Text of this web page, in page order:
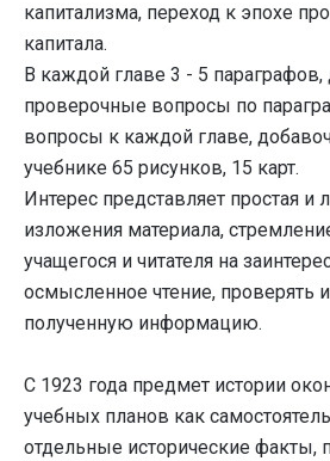
капитализма, переход к эпохе
капитала.
В каждой главе 3 - 5 параграфов,
проверочные вопросы по
вопросы к каждой главе,
учебнике 65 рисунков, 15 карт.
Интерес представляет простая и
изложения материала,
учащегося и читателя на
осмысленное чтение, проверять
полученную информацию.
С 1923 года предмет истории
учебных планов как
отдельные исторические факты,